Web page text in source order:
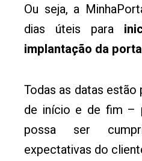
Ou seja, a
dias úteis para
implantação da
Todas as datas
de início e de fim –
possa ser
expectativas do